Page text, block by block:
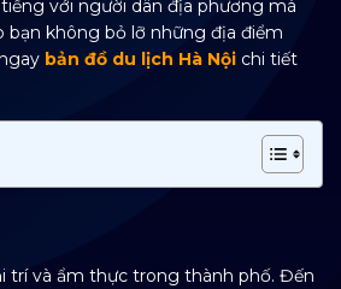
với người dân địa phương mà
bạn không bỏ lỡ những địa điểm
bản đồ du lịch Hà Nội chi tiết
trí và ẩm thực trong thành phố. Đến